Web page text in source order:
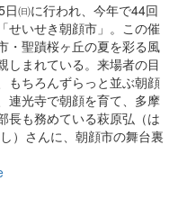
日㈰に行われ、今年で44回
せいせき朝顔市」。この催
・聖蹟桜ヶ丘の夏を彩る風
しまれている。来場者の目
もちろんずらっと並ぶ朝顔
連光寺で朝顔を育て、多摩
長も務めている萩原弘（は
）さんに、朝顔市の舞台裏